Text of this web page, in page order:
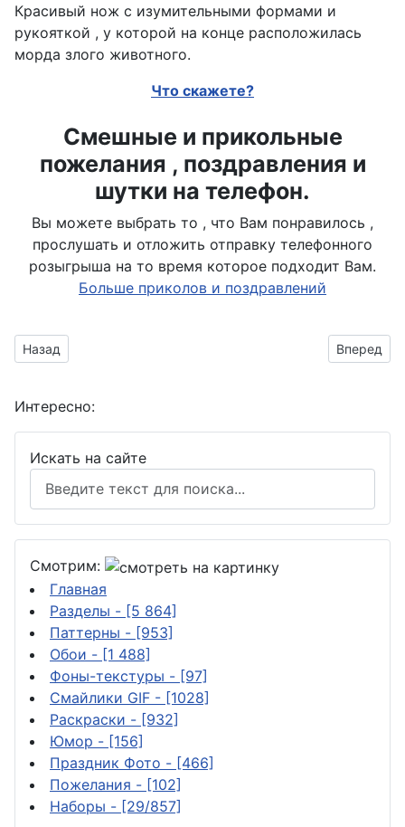
Красивый нож с изумительными формами и
рукояткой , у которой на конце расположилась
морда злого животного.
Что скажете?
Смешные и прикольные
пожелания , поздравления и
шутки на телефон.
Вы можете выбрать то , что Вам понравилось ,
прослушать и отложить отправку телефонного
розыгрыша на то время которое подходит Вам.
Больше приколов и поздравлений
Предыдущий материал: нанесены насечки
Назад Вперед
Интересно:
Искать на сайте
Смотрим:
Главная
Разделы - [5 864]
Паттерны - [953]
Обои - [1 488]
Фоны-текстуры - [97]
Смайлики GIF - [1028]
Раскраски - [932]
Юмор - [156]
Праздник Фото - [466]
Пожелания - [102]
Наборы - [29/857]